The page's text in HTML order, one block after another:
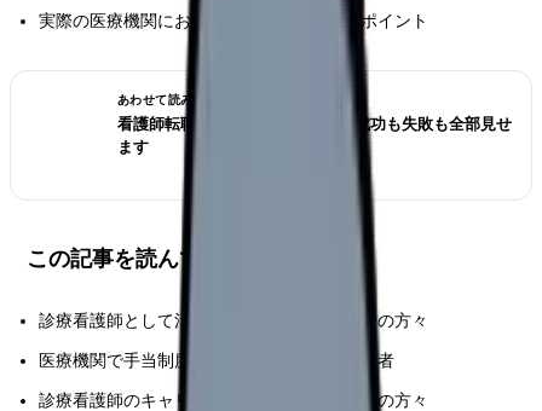
実際の医療機関における活用事例と成功のポイント
あわせて読みたい
看護師転職のリアル体験談12選｜成功も失敗も全部見せ
ます
この記事を読んでほしい人
診療看護師として活躍されている医療従事者の方々
医療機関で手当制度の管理運営に携わる担当者
診療看護師のキャリアを目指している看護師の方々